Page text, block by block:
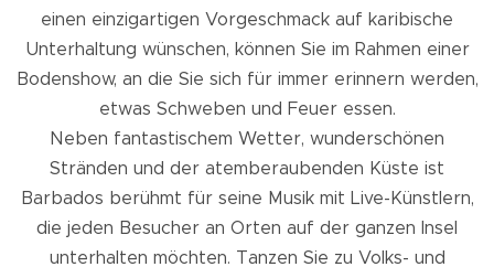
einen einzigartigen Vorgeschmack auf karibische
Unterhaltung wünschen, können Sie im Rahmen einer
Bodenshow, an die Sie sich für immer erinnern werden,
etwas Schweben und Feuer essen.
Neben fantastischem Wetter, wunderschönen
Stränden und der atemberaubenden Küste ist
Barbados berühmt für seine Musik mit Live-Künstlern,
die jeden Besucher an Orten auf der ganzen Insel
unterhalten möchten. Tanzen Sie zu Volks- und